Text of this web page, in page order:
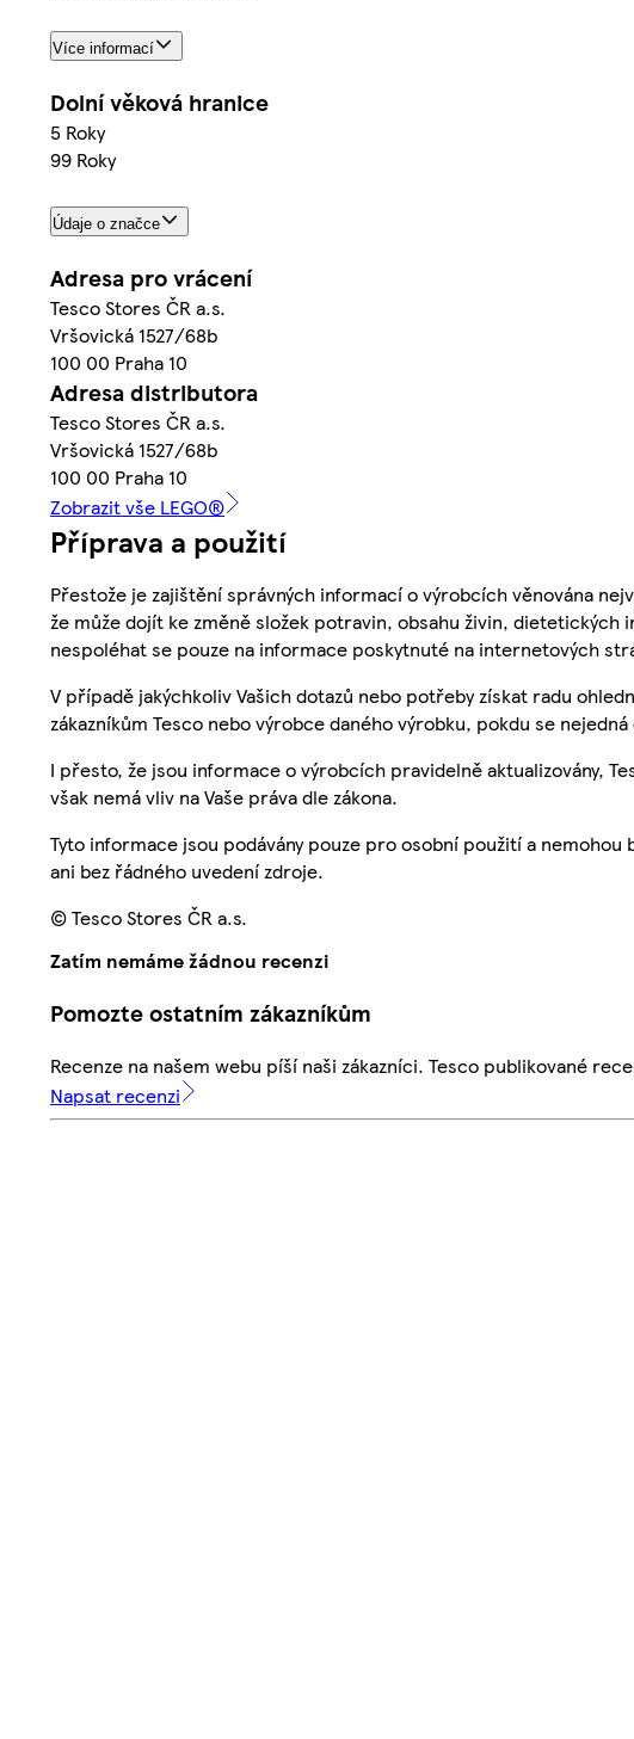
Více informací
Dolní věková hranice
5 Roky
99 Roky
Údaje o značce
Adresa pro vrácení
Tesco Stores ČR a.s.
Vršovická 1527/68b
100 00 Praha 10
Adresa distributora
Tesco Stores ČR a.s.
Vršovická 1527/68b
100 00 Praha 10
Zobrazit vše LEGO®
Příprava a použití
Přestože je zajištění správných informací o výrobcích věnována
že může dojít ke změně složek potravin, obsahu živin,
nespoléhat se pouze na informace poskytnuté na internetových
V případě jakýchkoliv Vašich dotazů nebo potřeby získat radu
zákazníkům Tesco nebo výrobce daného výrobku, pokdu se nejedná
I přesto, že jsou informace o výrobcích pravidelně aktualizovány,
však nemá vliv na Vaše práva dle zákona.
Tyto informace jsou podávány pouze pro osobní použití a
ani bez řádného uvedení zdroje.
© Tesco Stores ČR a.s.
Zatím nemáme žádnou recenzi
Pomozte ostatním zákazníkům
Recenze na našem webu píší naši zákazníci. Tesco publikované
Napsat recenzi